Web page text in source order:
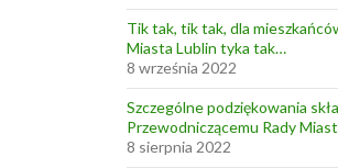
Tik tak, tik tak, dla
Miasta Lublin tyka tak…
8 września 2022
Szczególne podziękowania
Przewodniczącemu Rady
8 sierpnia 2022